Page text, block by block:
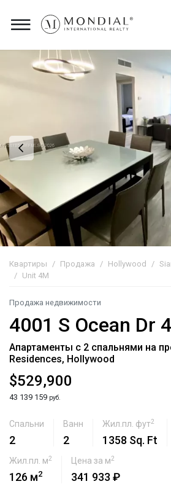
Квартиры Продажа Hollywood
Unit 4M
Продажа недвижимости
4001 S Ocean Dr
Апартаменты с 2 спальнями на
Residences, Hollywood
$529,900
43 139 159 руб.
Спальни
2
Ванн
2
Жил.пл. фут2
1358 Sq. Ft
Жил.пл. м2
126 м2
Цена за м2
341 933 ₽